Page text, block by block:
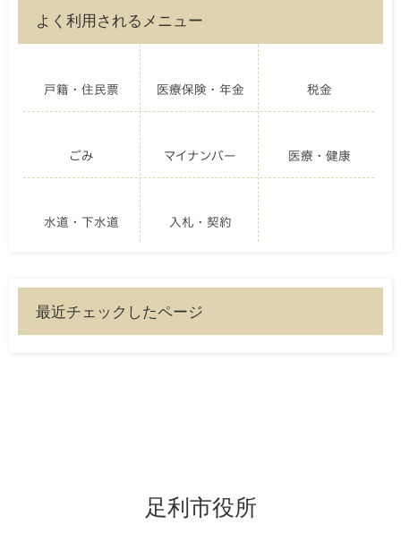
よく利用されるメニュー
戸籍・住民票 医療保険・年金 税金
ごみ マイナンバー 医療・健康
水道・下水道 入札・契約
最近チェックしたページ
足利市役所